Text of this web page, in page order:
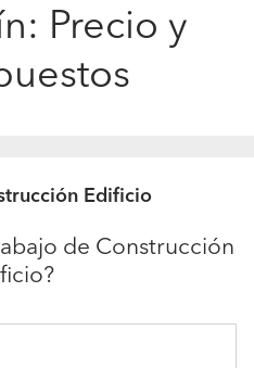
Precio y
Edificio
de Construcción